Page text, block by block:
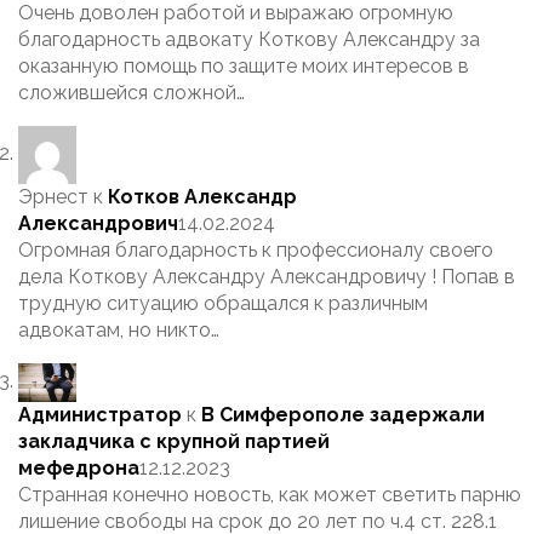
Очень доволен работой и выражаю огромную
благодарность адвокату Коткову Александру за
оказанную помощь по защите моих интересов в
сложившейся сложной…
Эрнест к Котков Александр
Александрович14.02.2024
Огромная благодарность к профессионалу своего
дела Коткову Александру Александровичу ! Попав в
трудную ситуацию обращался к различным
адвокатам, но никто…
Администратор к В Симферополе задержали
закладчика с крупной партией
мефедрона12.12.2023
Странная конечно новость, как может светить парню
лишение свободы на срок до 20 лет по ч.4 ст. 228.1